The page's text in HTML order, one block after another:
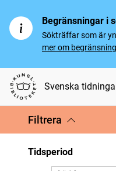
Begränsningar i
Sökträffar som är
mer om
Svenska
Filtrera
Tidsperiod